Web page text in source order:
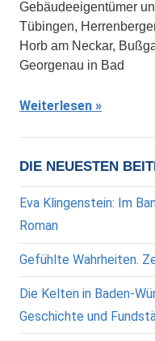
Gebäudeeigentümer
Tübingen,
Horb am Neckar,
Georgenau in Bad
Weiterlesen
DIE NEUESTEN
Eva Klingenstein: Im
Roman
Gefühlte Wahrheiten.
Die Kelten in Baden-
Geschichte und